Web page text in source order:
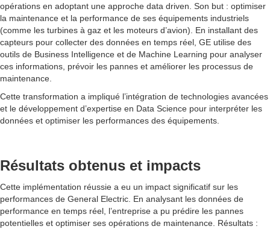
opérations en adoptant une approche data driven. Son but : optimiser
la maintenance et la performance de ses équipements industriels
(comme les turbines à gaz et les moteurs d’avion). En installant des
capteurs pour collecter des données en temps réel, GE utilise des
outils de Business Intelligence et de Machine Learning pour analyser
ces informations, prévoir les pannes et améliorer les processus de
maintenance.
Cette transformation a impliqué l’intégration de technologies avancées
et le développement d’expertise en Data Science pour interpréter les
données et optimiser les performances des équipements.
Résultats obtenus et impacts
Cette implémentation réussie a eu un impact significatif sur les
performances de General Electric. En analysant les données de
performance en temps réel, l’entreprise a pu prédire les pannes
potentielles et optimiser ses opérations de maintenance. Résultats :